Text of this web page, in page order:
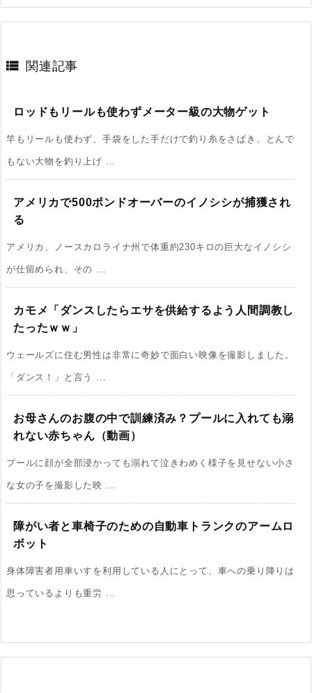
 関連記事
ロッドもリールも使わずメーター級の大物ゲット
竿もリールも使わず、手袋をした手だけで釣り糸をさばき、とんで
もない大物を釣り上げ ...
アメリカで500ポンドオーバーのイノシシが捕獲され
る
アメリカ、ノースカロライナ州で体重約230キロの巨大なイノシシ
が仕留められ、その ...
カモメ「ダンスしたらエサを供給するよう人間調教し
たったｗｗ」
ウェールズに住む男性は非常に奇妙で面白い映像を撮影しました。
「ダンス！」と言う ...
お母さんのお腹の中で訓練済み？プールに入れても溺
れない赤ちゃん（動画）
プールに顔が全部浸かっても溺れて泣きわめく様子を見せない小さ
な女の子を撮影した映 ...
障がい者と車椅子のための自動車トランクのアームロ
ボット
身体障害者用車いすを利用している人にとって、車への乗り降りは
思っているよりも重労 ...